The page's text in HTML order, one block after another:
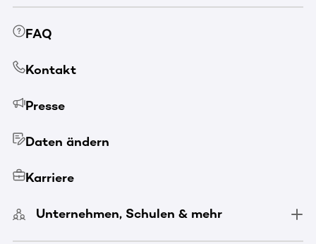
FAQ
Kontakt
Presse
Daten ändern
Karriere
Unternehmen, Schulen & mehr